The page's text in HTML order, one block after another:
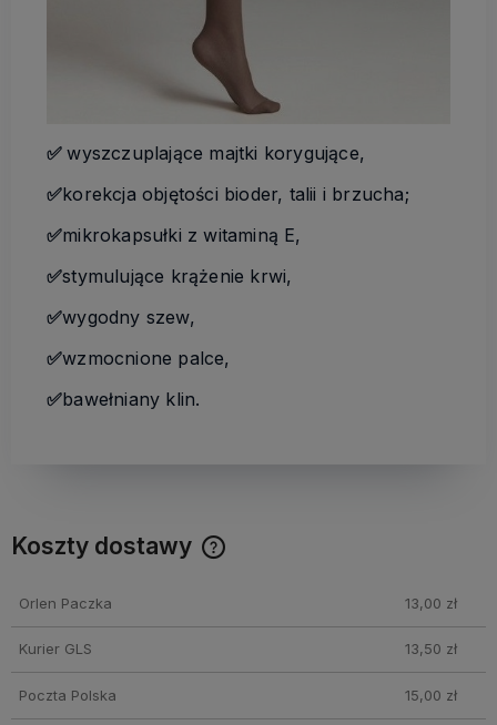
✅wyszczuplające majtki korygujące,
✅korekcja objętości bioder, talii i brzucha;
✅mikrokapsułki z witaminą E,
✅stymulujące krążenie krwi,
✅wygodny szew,
✅wzmocnione palce,
✅bawełniany klin.
Koszty dostawy
Orlen Paczka 13,00 zł
Kurier GLS 13,50 zł
Poczta Polska 15,00 zł